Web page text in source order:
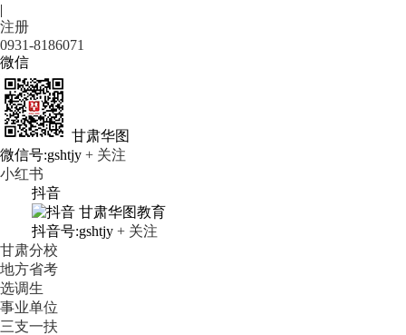
|
注册
0931-8186071
微信
甘肃华图
微信号:gshtjy + 关注
小红书
抖音
甘肃华图教育
抖音号:gshtjy + 关注
甘肃分校
地方省考
选调生
事业单位
三支一扶